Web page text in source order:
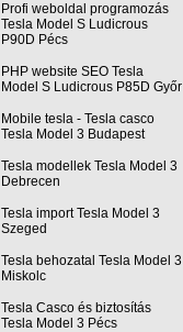
Profi weboldal programozás
Tesla Model S Ludicrous
P90D Pécs
PHP website SEO Tesla
Model S Ludicrous P85D Győr
Mobile tesla - Tesla casco
Tesla Model 3 Budapest
Tesla modellek Tesla Model 3
Debrecen
Tesla import Tesla Model 3
Szeged
Tesla behozatal Tesla Model 3
Miskolc
Tesla Casco és biztosítás
Tesla Model 3 Pécs